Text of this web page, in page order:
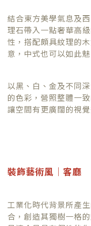
結合東方美學氣息及
理石帶入一點奢華高
性，搭配頗具紋理的
意，中式也可以如此
以黑、白、金及不同
的色彩，營照整體一
讓空間有更廣闊的視覺
裝飾藝術風｜客廳
工業化時代背景所產
合，創造其獨樹一格